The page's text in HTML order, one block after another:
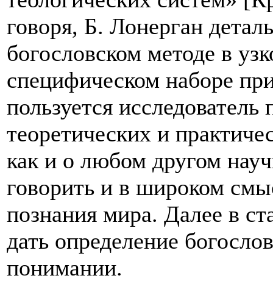
говоря, Б. Лонерган
богословском методе в
специфическом наборе
пользуется
теоретических и
как и о любом другом
говорить и в широком
познания мира. Далее в
дать определение
понимании.